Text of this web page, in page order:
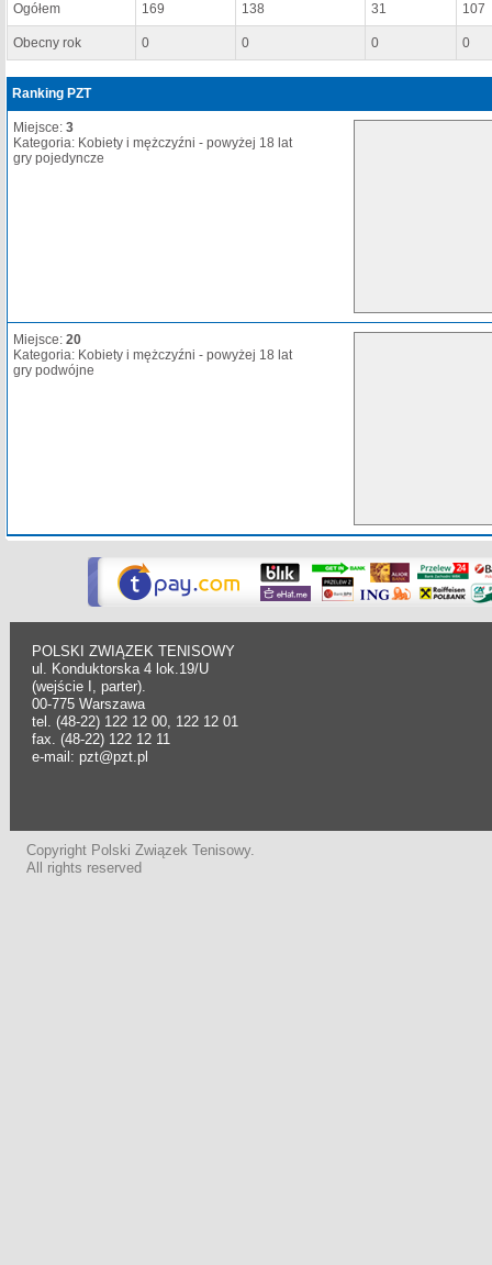
Ogółem 169 138 31 107
Obecny rok 0 0 0 0
Ranking PZT
Miejsce: 3
Kategoria: Kobiety i mężczyźni - powyżej 18 lat
gry pojedyncze
Miejsce: 20
Kategoria: Kobiety i mężczyźni - powyżej 18 lat
gry podwójne
POLSKI ZWIĄZEK TENISOWY
ul. Konduktorska 4 lok.19/U
(wejście I, parter).
00-775 Warszawa
tel. (48-22) 122 12 00, 122 12 01
fax. (48-22) 122 12 11
e-mail: pzt@pzt.pl
Copyright Polski Związek Tenisowy.
All rights reserved